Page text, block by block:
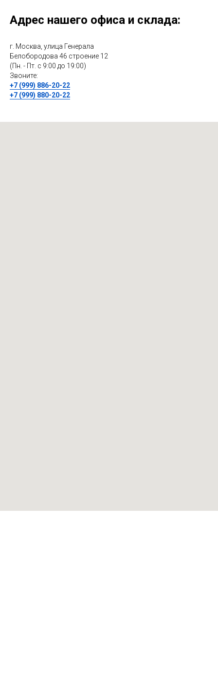
Адрес нашего офиса и склада:
г. Москва, улица Генерала
Белобородова 46 строение 12
(Пн. - Пт. с 9:00 до 19:00)
Звоните:
+7 (999) 886-20-22
+7 (999) 880-20-22